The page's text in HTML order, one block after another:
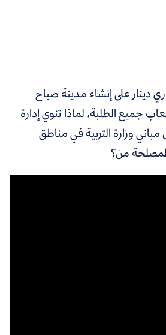
دينار على إنشاء مدينة صباح
جميع الطلبة، لماذا تنوي إدارة
وزارة التربية في مناطق
من؟